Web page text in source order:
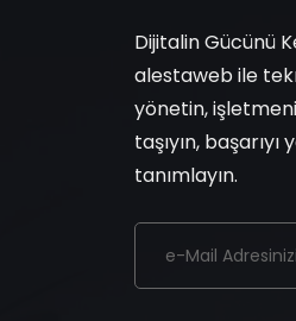
Dijitalin Gücünü
alestaweb ile
yönetin,
taşıyın, başarıyı
tanımlayın.